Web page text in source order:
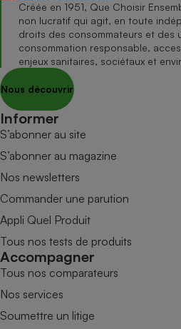
Créée en 1951, Que Choisir
non lucratif qui agit, en toute
droits des consommateurs et des
consommation responsable,
enjeux sanitaires, sociétaux et
Nous découvrir
Informer
S’abonner au site
S’abonner au magazine
Nos newsletters
Commander une parution
Appli Quel Produit
Tous nos tests de produits
Accompagner
Tous nos comparateurs
Nos services
Soumettre un litige